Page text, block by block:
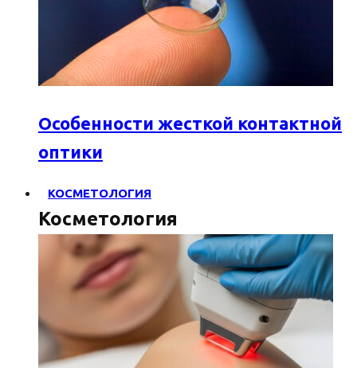
Особенности жесткой контактной
оптики
КОСМЕТОЛОГИЯ
Косметология